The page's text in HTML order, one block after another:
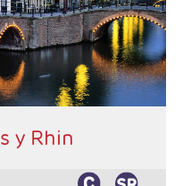
y Rhin